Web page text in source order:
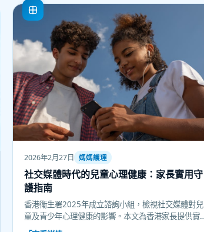
2026年2月27日 媽媽護理
社交媒體時代的兒童心理健康：家長實用守
護指南
香港衞生署2025年成立諮詢小組，檢視社交媒體對兒
童及青少年心理健康的影響。本文為香港家長提供實
用的屏幕時間管理建議、早期識別孩子心理健康警號